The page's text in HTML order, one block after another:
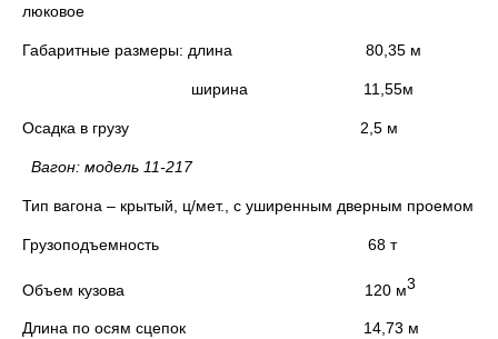
люковое
Габаритные размеры: длина 80,35 м
ширина 11,55м
Осадка в грузу 2,5 м
Вагон: модель 11-217
Тип вагона – крытый, ц/мет., с уширенным дверным проемом
Грузоподъемность 68 т
Объем кузова 120 м3
Длина по осям сцепок 14,73 м